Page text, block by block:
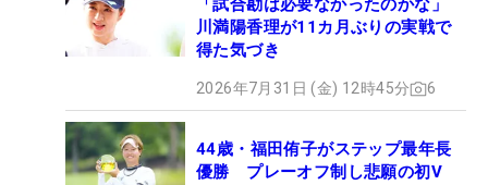
「試合勘は必要なかったのかな」
川満陽香理が11カ月ぶりの実戦で
得た気づき
2026年7月31日 (金) 12時45分 6
44歳・福田侑子がステップ最年長
優勝 プレーオフ制し悲願の初V